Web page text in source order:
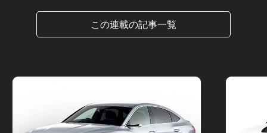
この連載の記事一覧